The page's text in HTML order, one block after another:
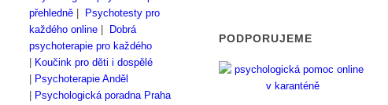
přehledně
Psychotesty pro
každého online
Dobrá
psychoterapie pro každého
Koučink pro děti i dospělé
Psychoterapie Anděl
Psychologická poradna Praha
PODPORUJEME